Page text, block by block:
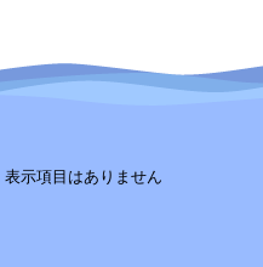
表示項目はありません